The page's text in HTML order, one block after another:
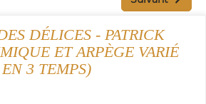
DÉLICES - PATRICK
ET ARPÈGE VARIÉ
EN 3 TEMPS)